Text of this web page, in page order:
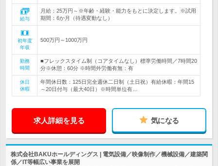
給与
月給：25万円～※年齢・経験・能力をもとに決定します。※試用
期間：6か月（待遇変動なし）
初年度
年収
500万円～1000万円
勤務
時間
■フレックスタイム制（コアタイムなし）標準労働時間／7時間20
分※休憩：60分 ※時間外労働有無：有
休日
休暇
年間休日数：125日完全週休二日制（土日祝）有給休暇：年間15
～20日付与（最大40日）※時間単位有…
求人詳細を見る 気になる
株式会社BAKUホールディングス | 電気設備／映像制作／機械設備／建築関
係／IT等幅広い事業を展開